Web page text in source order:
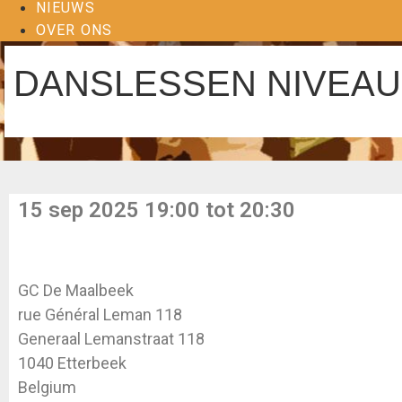
NIEUWS
OVER ONS
DANSLESSEN
15 sep 2025 19:00 tot 20:30
GC De Maalbeek
rue Général Leman 118
Generaal Lemanstraat 118
1040 Etterbeek
Belgium